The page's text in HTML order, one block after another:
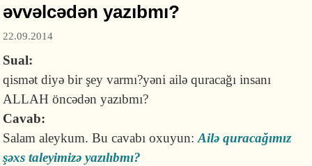
əvvəlcədən yazıbmı?
22.09.2014
Sual:
qismət diyə bir şey varmı?yəni ailə quracağı insanı
ALLAH öncədən yazıbmı?
Cavab:
Salam aleykum. Bu cavabı oxuyun:Ailə quracağımız
şəxs taleyimizə yazılıbmı?